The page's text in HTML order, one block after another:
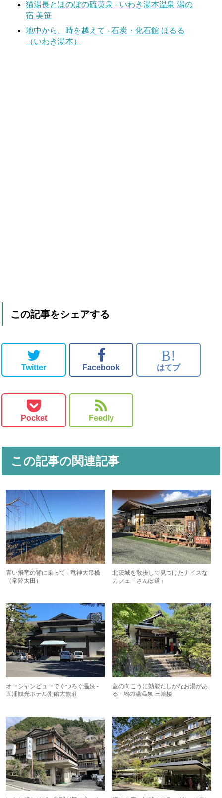
猫湯長とほのぼの硫黄泉 - いわき湯本温泉 湯の
宿 美笹
地中から、時を越えて - 石炭・化石館 ほるる
（いわき湯本）
この記事をシェアする
Twitter Facebook
B!
はてブ
Pocket Feedly
この記事の関連記事
青い飛竜の背に乗って - 竜神大吊橋
（常陸太田）
北茨城を散歩して見つけたナイスな
カフェ「さんぽ道」
オーシャンビューでくつろぐ温泉 -
五浦観光ホテル別館大観荘
蓋の向こうに効能たしかなお湯があ
る - 鳩の湯温泉 三鳩楼